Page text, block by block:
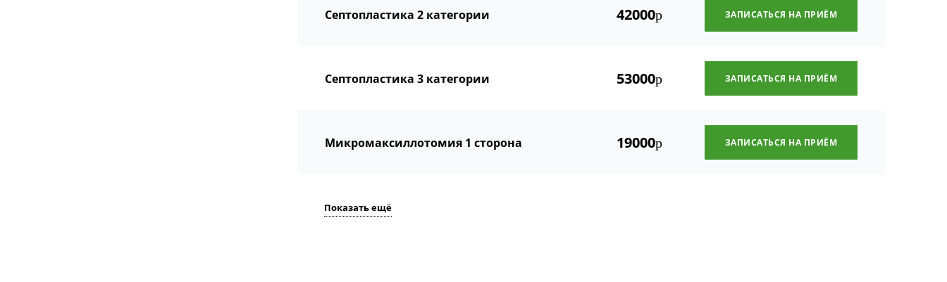
Септопластика 2 категории 42000р ЗАПИСАТЬСЯ НА ПРИЁМ
Септопластика 3 категории 53000р ЗАПИСАТЬСЯ НА ПРИЁМ
Микромаксиллотомия 1 сторона 19000р ЗАПИСАТЬСЯ НА ПРИЁМ
Показать ещё